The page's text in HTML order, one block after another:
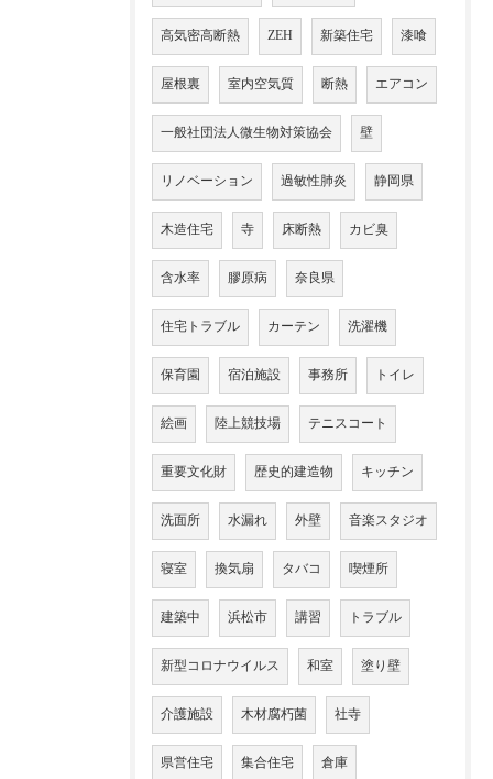
高気密高断熱 ZEH 新築住宅 漆喰
屋根裏 室内空気質 断熱 エアコン
一般社団法人微生物対策協会 壁
リノベーション 過敏性肺炎 静岡県
木造住宅 寺 床断熱 カビ臭
含水率 膠原病 奈良県
住宅トラブル カーテン 洗濯機
保育園 宿泊施設 事務所 トイレ
絵画 陸上競技場 テニスコート
重要文化財 歴史的建造物 キッチン
洗面所 水漏れ 外壁 音楽スタジオ
寝室 換気扇 タバコ 喫煙所
建築中 浜松市 講習 トラブル
新型コロナウイルス 和室 塗り壁
介護施設 木材腐朽菌 社寺
県営住宅 集合住宅 倉庫